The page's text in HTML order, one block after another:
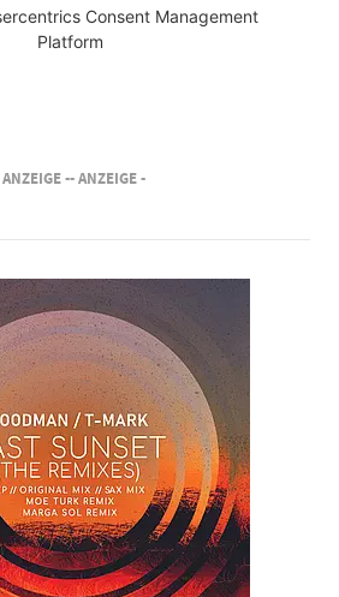
Consent Management
Platform
-- ANZEIGE -